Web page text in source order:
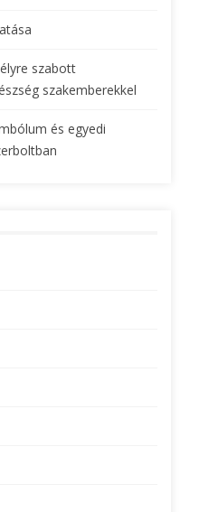
szabott
szakemberekkel
és egyedi